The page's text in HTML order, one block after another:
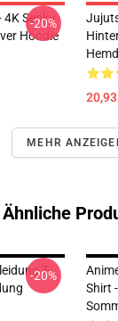
4K Senku
Hoodie
-20%
Hemd
MEHR
Ähnliche
T-
-20%
Shirt